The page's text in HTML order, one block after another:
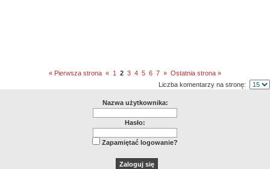
« Pierwsza strona « 1 2 3 4 5 6 7 » Ostatnia strona »
Liczba komentarzy na stronę:
Nazwa użytkownika:
Hasło:
Zapamiętać logowanie?